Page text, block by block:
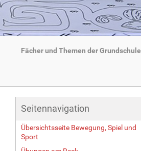
Fächer und Themen der Grundschule
Seitennavigation
Übersichtsseite Bewegung, Spiel und
Sport